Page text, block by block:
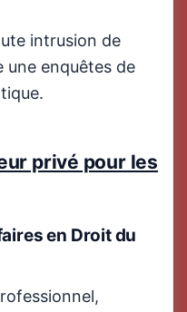
intrusion de
une enquêtes de
privé pour les
en Droit du